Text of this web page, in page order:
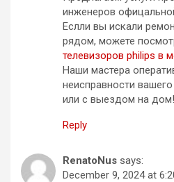
инженеров
Еслли вы искали
рядом, можете
телевизоров philips в
Наши мастера
неисправности
или с выездом на дом!
Reply
RenatoNus says:
December 9, 2024 at